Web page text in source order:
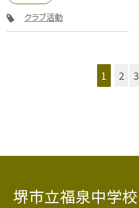
クラブ活動
1 2 3
堺市立福泉中学校